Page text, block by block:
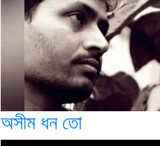
অসীম ধন তো